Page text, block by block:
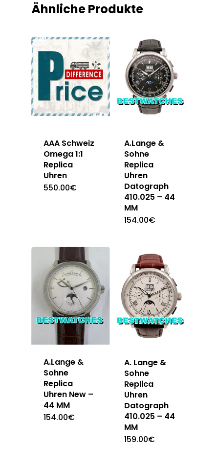
Ähnliche Produkte
AAA Schweiz
Omega 1:1
Replica
Uhren
550.00€
A.Lange &
Sohne
Replica
Uhren
Datograph
410.025 – 44
MM
154.00€
A.Lange &
Sohne
Replica
Uhren New –
44 MM
154.00€
A. Lange &
Sohne
Replica
Uhren
Datograph
410.025 – 44
MM
159.00€